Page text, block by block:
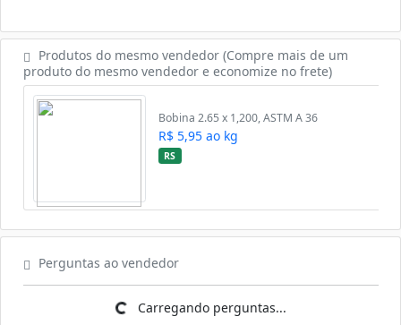
Produtos do mesmo vendedor (Compre mais de um
produto do mesmo vendedor e economize no frete)
Bobina 2.65 x 1,200, ASTM A 36
R$ 5,95 ao kg
RS
Perguntas ao vendedor
Carregando perguntas...